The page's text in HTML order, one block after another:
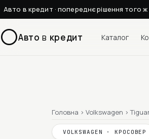
Авто в кредит · попереднє рішення того ж
Авто в кредит Каталог
Головна › Volkswagen ›
VOLKSWAGEN · КРОСОВЕР